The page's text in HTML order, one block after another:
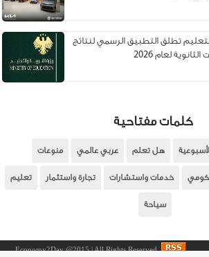
تطلق التطبيق الرسمي لنتائج
لعام 2026
كلمات مفتاحية
هل تعلم عربي عالمي منوعات
خدمات واستشارات تجارة واستثمار تعليم
سياحة
Economy2Day @2015 | All Rights Reserved.